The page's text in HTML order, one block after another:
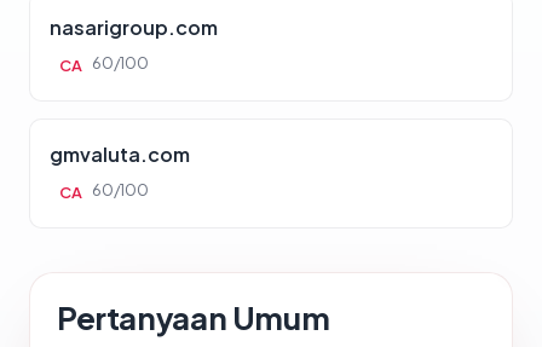
nasarigroup.com
CA 60/100
gmvaluta.com
CA 60/100
Pertanyaan Umum